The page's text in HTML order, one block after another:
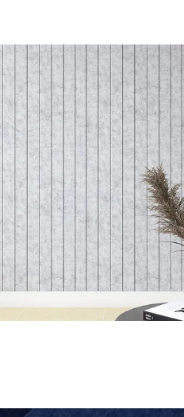
BP-28 BP-29
BP-33 BP-34
BP-38 BP-39
BP-43 BP-44